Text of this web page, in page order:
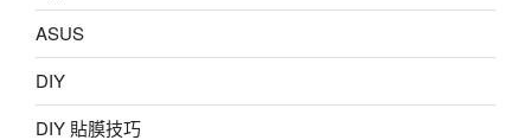
ASUS
DIY
DIY 貼膜技巧